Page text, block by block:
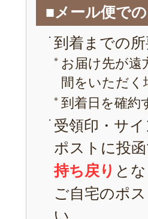
■メール便で
到着までの
お届け先が遠
間をいただ
到着日を確約
受領印・サ
ポストに投
持ち戻り と
ご自宅のポ
い。